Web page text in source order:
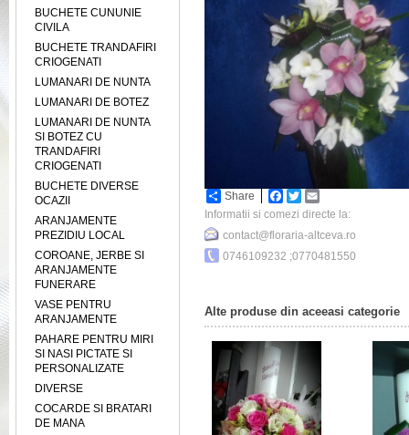
BUCHETE CUNUNIE
CIVILA
BUCHETE TRANDAFIRI
CRIOGENATI
LUMANARI DE NUNTA
LUMANARI DE BOTEZ
LUMANARI DE NUNTA
SI BOTEZ CU
TRANDAFIRI
CRIOGENATI
BUCHETE DIVERSE
OCAZII
ARANJAMENTE
PREZIDIU LOCAL
COROANE, JERBE SI
ARANJAMENTE
FUNERARE
VASE PENTRU
ARANJAMENTE
PAHARE PENTRU MIRI
SI NASI PICTATE SI
PERSONALIZATE
DIVERSE
COCARDE SI BRATARI
DE MANA
Share Facebook
Twitter
Informatii si comezi directe la:
contact@floraria-altceva.ro
0746109232 ;0770481550
Alte produse din aceeasi categorie